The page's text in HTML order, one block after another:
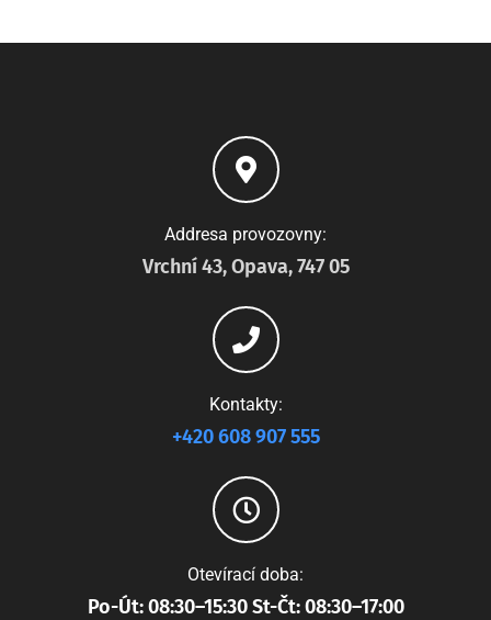
Addresa provozovny:
Vrchní 43, Opava, 747 05
Kontakty:
+420 608 907 555
Otevírací doba:
Po-Út: 08:30–15:30 St-Čt: 08:30–17:00